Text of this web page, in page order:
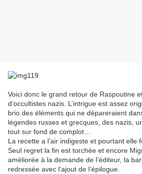
Voici donc le grand retour de Raspoutine
d’occultistes nazis. L’intrigue est assez
brio des éléments qui ne dépareraient
légendes russes et grecques, des nazis,
tout sur fond de complot…
La recette a l’air indigeste et pourtant elle
Seul regret la fin est torchée et encore
améliorée à la demande de l’éditeur, la
redressée avec l’ajout de l’épilogue.